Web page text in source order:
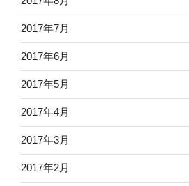
2017年7月
2017年6月
2017年5月
2017年4月
2017年3月
2017年2月